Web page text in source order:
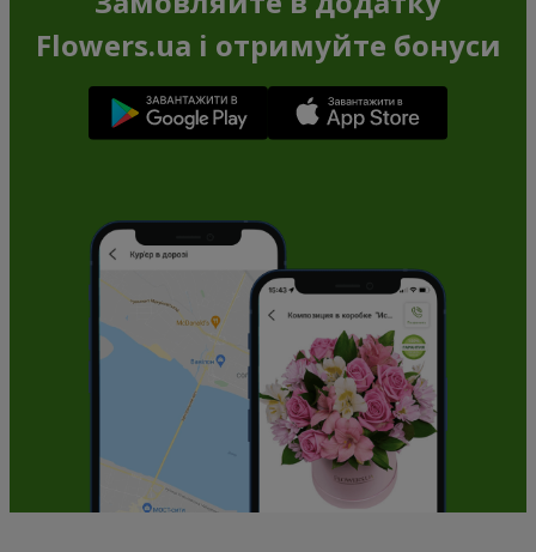
Flowers.ua і отримуйте бонуси